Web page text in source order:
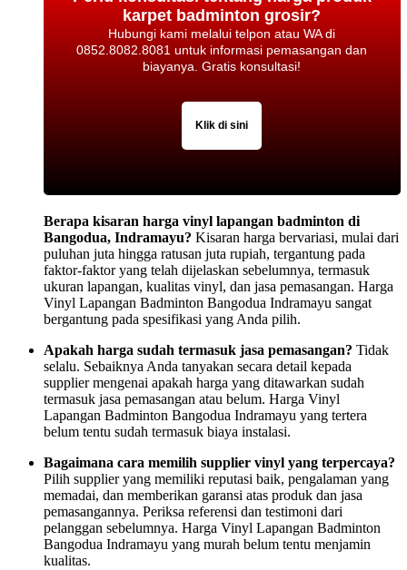
karpet badminton grosir?
Hubungi kami melalui telpon atau WA di
0852.8082.8081 untuk informasi pemasangan dan
biayanya. Gratis konsultasi!
Klik di sini
Berapa kisaran harga vinyl lapangan badminton di
Bangodua, Indramayu? Kisaran harga bervariasi, mulai dari
puluhan juta hingga ratusan juta rupiah, tergantung pada
faktor-faktor yang telah dijelaskan sebelumnya, termasuk
ukuran lapangan, kualitas vinyl, dan jasa pemasangan. Harga
Vinyl Lapangan Badminton Bangodua Indramayu sangat
bergantung pada spesifikasi yang Anda pilih.
Apakah harga sudah termasuk jasa pemasangan? Tidak
selalu. Sebaiknya Anda tanyakan secara detail kepada
supplier mengenai apakah harga yang ditawarkan sudah
termasuk jasa pemasangan atau belum. Harga Vinyl
Lapangan Badminton Bangodua Indramayu yang tertera
belum tentu sudah termasuk biaya instalasi.
Bagaimana cara memilih supplier vinyl yang terpercaya?
Pilih supplier yang memiliki reputasi baik, pengalaman yang
memadai, dan memberikan garansi atas produk dan jasa
pemasangannya. Periksa referensi dan testimoni dari
pelanggan sebelumnya. Harga Vinyl Lapangan Badminton
Bangodua Indramayu yang murah belum tentu menjamin
kualitas.